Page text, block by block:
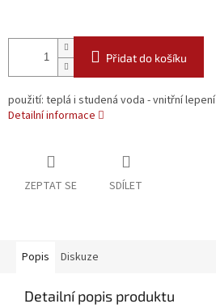
Přidat do košíku
použití: teplá i studená voda - vnitřní lepení
Detailní informace
ZEPTAT SE SDÍLET
Popis Diskuze
Detailní popis produktu